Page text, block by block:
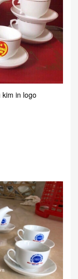
in logo